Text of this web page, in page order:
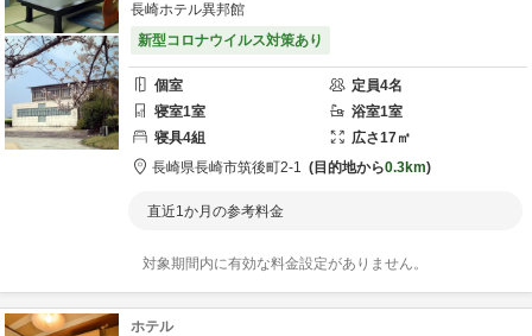
長崎ホテル異邦館
新型コロナウイルス対策あり
個室 定員4名
寝室1室 浴室1室
寝具4組 広さ17㎡
長崎県長崎市筑後町2-1 目的地から0.3km
直近1か月の参考料金
対象期間内に有効な料金設定がありません。
ホテル